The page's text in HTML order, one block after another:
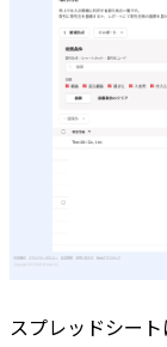
スプレッドシー